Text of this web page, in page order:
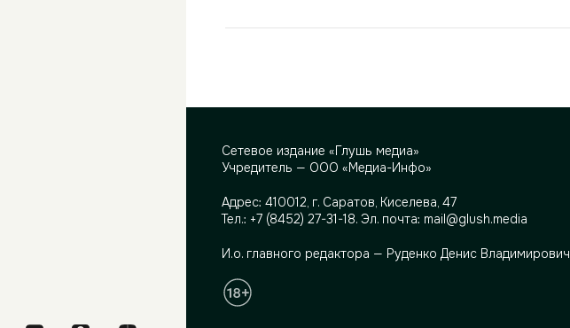
Сетевое издание «Глушь медиа»
Учредитель — ООО «Медиа-Инфо»
Адрес: 410012, г. Саратов, Киселева, 47
Тел.: +7 (8452) 27-31-18. Эл. почта: mail@glush.media
И.о. главного редактора — Руденко Денис Владимирович